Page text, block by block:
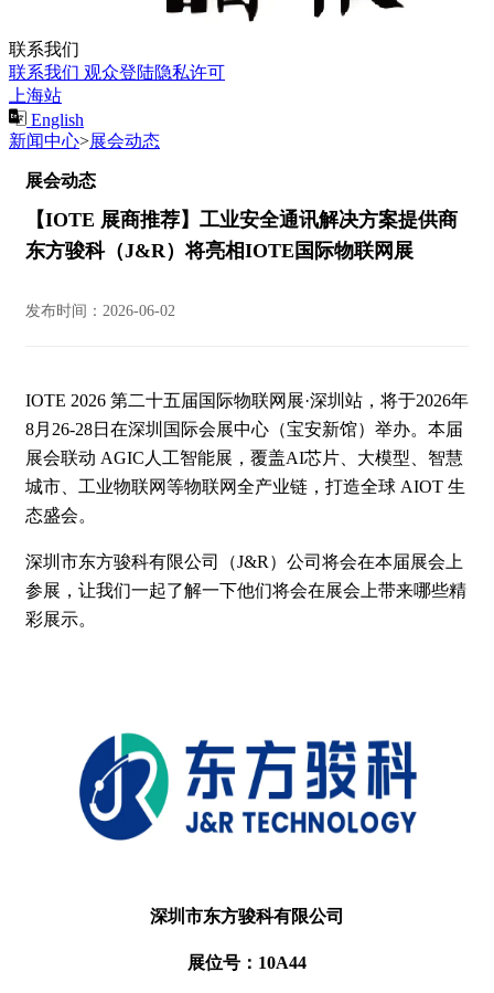
联系我们
联系我们 观众登陆隐私许可
上海站
English
新闻中心>展会动态
展会动态
【IOTE 展商推荐】工业安全通讯解决方案提供商
东方骏科（J&R）将亮相IOTE国际物联网展
发布时间：2026-06-02
IOTE 2026 第二十五届国际物联网展·深圳站，将于2026年
8月26-28日在深圳国际会展中心（宝安新馆）举办。本届
展会联动 AGIC人工智能展，覆盖AI芯片、大模型、智慧
城市、工业物联网等物联网全产业链，打造全球 AIOT 生
态盛会。
深圳市东方骏科有限公司（J&R）公司将会在本届展会上
参展，让我们一起了解一下他们将会在展会上带来哪些精
彩展示。
深圳市东方骏科有限公司
展位号：10A44